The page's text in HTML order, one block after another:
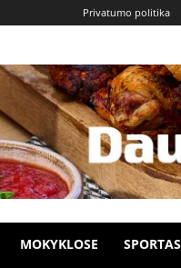
Privatumo politika
MOKYKLOSE SPORTAS